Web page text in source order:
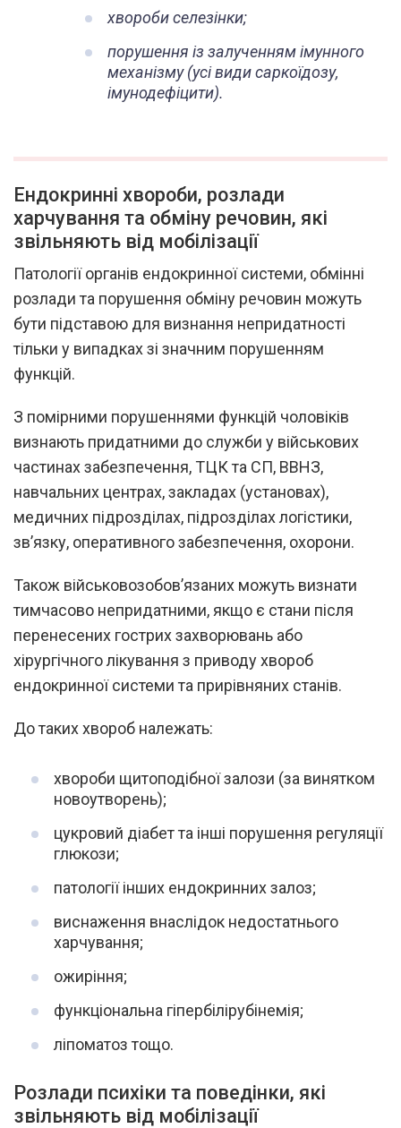
хвороби селезінки;
порушення із залученням імунного
механізму (усі види саркоїдозу,
імунодефіцити).
Ендокринні хвороби, розлади
харчування та обміну речовин, які
звільняють від мобілізації
Патології органів ендокринної системи, обмінні
розлади та порушення обміну речовин можуть
бути підставою для визнання непридатності
тільки у випадках зі значним порушенням
функцій.
З помірними порушеннями функцій чоловіків
визнають придатними до служби у військових
частинах забезпечення, ТЦК та СП, ВВНЗ,
навчальних центрах, закладах (установах),
медичних підрозділах, підрозділах логістики,
зв’язку, оперативного забезпечення, охорони.
Також військовозобов’язаних можуть визнати
тимчасово непридатними, якщо є стани після
перенесених гострих захворювань або
хірургічного лікування з приводу хвороб
ендокринної системи та прирівняних станів.
До таких хвороб належать:
хвороби щитоподібної залози (за винятком
новоутворень);
цукровий діабет та інші порушення регуляції
глюкози;
патології інших ендокринних залоз;
виснаження внаслідок недостатнього
харчування;
ожиріння;
функціональна гіпербілірубінемія;
ліпоматоз тощо.
Розлади психіки та поведінки, які
звільняють від мобілізації